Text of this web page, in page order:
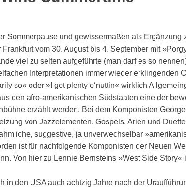
Sommerpause und gewissermaßen als Ergänzung
Frankfurt vom 30. August bis 4. September mit
viel zu selten aufgeführte (man darf es so
Interpretationen immer wieder erklingenden
so« oder »I got plenty o‘nuttin« wirklich
den afro-amerikanischen Südstaaten eine der
erzählt werden. Bei dem Komponisten
von Jazzelementen, Gospels, Arien und
suggestive, ja unverwechselbar
ist für nachfolgende Komponisten der Neuen
Von hier zu Lennie Bernsteins »West Side Story«
in den USA auch achtzig Jahre nach der